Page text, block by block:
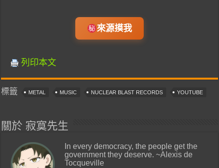
來源摸我
列印本文
標籤 METAL MUSIC NUCLEAR BLAST RECORDS YOUTUBE
關於 寂寞先生
In every democracy, the people get the
government they deserve. ~Alexis de
Tocqueville